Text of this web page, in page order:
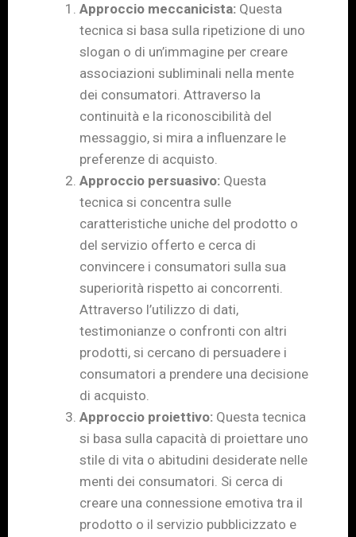
Approccio meccanicista: Questa
tecnica si basa sulla ripetizione di uno
slogan o di un’immagine per creare
associazioni subliminali nella mente
dei consumatori. Attraverso la
continuità e la riconoscibilità del
messaggio, si mira a influenzare le
preferenze di acquisto.
Approccio persuasivo: Questa
tecnica si concentra sulle
caratteristiche uniche del prodotto o
del servizio offerto e cerca di
convincere i consumatori sulla sua
superiorità rispetto ai concorrenti.
Attraverso l’utilizzo di dati,
testimonianze o confronti con altri
prodotti, si cercano di persuadere i
consumatori a prendere una decisione
di acquisto.
Approccio proiettivo: Questa tecnica
si basa sulla capacità di proiettare uno
stile di vita o abitudini desiderate nelle
menti dei consumatori. Si cerca di
creare una connessione emotiva tra il
prodotto o il servizio pubblicizzato e